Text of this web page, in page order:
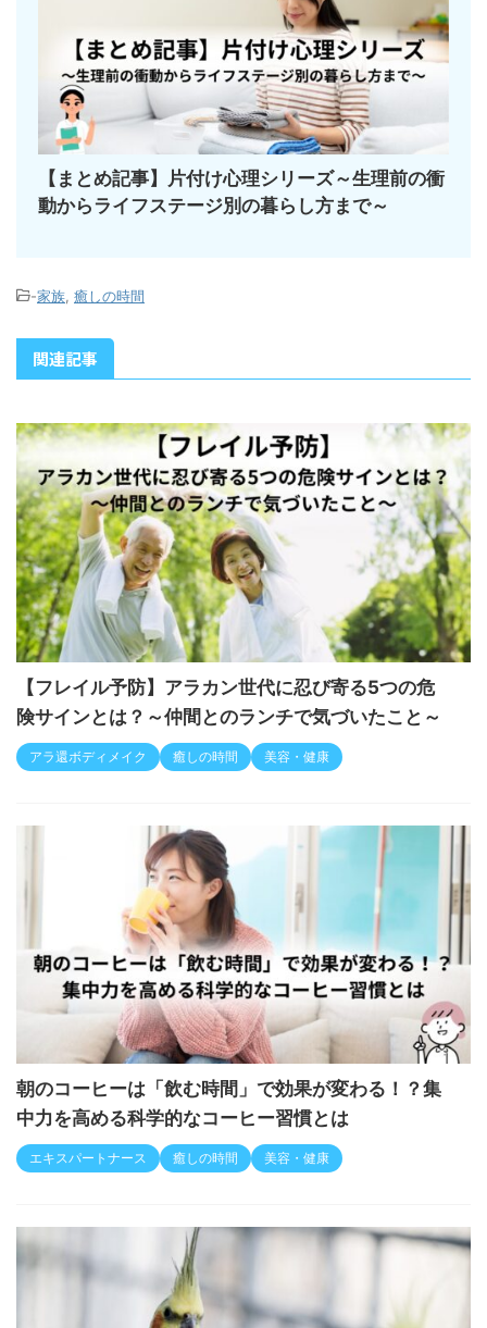
【まとめ記事】片付け心理シリーズ～生理前の衝
動からライフステージ別の暮らし方まで～
-家族 癒しの時間
関連記事
【フレイル予防】アラカン世代に忍び寄る5つの危
険サインとは？～仲間とのランチで気づいたこと～
アラ還ボディメイク 癒しの時間 美容・健康
朝のコーヒーは「飲む時間」で効果が変わる！？集
中力を高める科学的なコーヒー習慣とは
エキスパートナース 癒しの時間 美容・健康